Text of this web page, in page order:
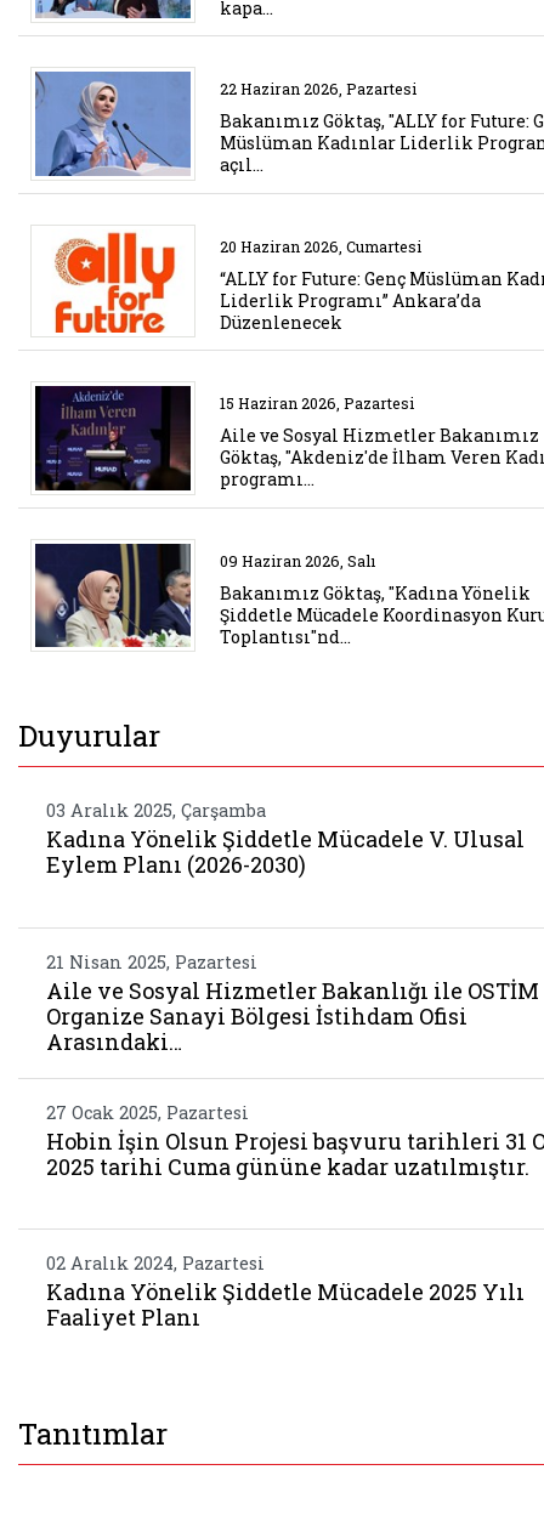
kapa…
Belgeyi aç: bakanimiz goktas
22 Haziran 2026, Pazartesi
Bakanımız Göktaş, "ALLY for Future:
Müslüman Kadınlar Liderlik
açıl…
Belgeyi aç: ally for future
20 Haziran 2026, Cumartesi
“ALLY for Future: Genç Müslüman
Liderlik Programı” Ankara’da
Düzenlenecek
Belgeyi aç: aile ve sosyal
15 Haziran 2026, Pazartesi
Aile ve Sosyal Hizmetler Bakanımız
Göktaş, "Akdeniz'de İlham Veren
programı…
Belgeyi aç: bakanimiz goktas
09 Haziran 2026, Salı
Bakanımız Göktaş, "Kadına Yönelik
Şiddetle Mücadele Koordinasyon
Toplantısı"nd…
Duyurular
03 Aralık 2025, Çarşamba
Kadına Yönelik Şiddetle Mücadele V. Ulusal
Eylem Planı (2026-2030)
21 Nisan 2025, Pazartesi
Aile ve Sosyal Hizmetler Bakanlığı ile OSTİM
Organize Sanayi Bölgesi İstihdam Ofisi
Arasındaki…
27 Ocak 2025, Pazartesi
Hobin İşin Olsun Projesi başvuru tarihleri 31
2025 tarihi Cuma gününe kadar uzatılmıştır.
02 Aralık 2024, Pazartesi
Kadına Yönelik Şiddetle Mücadele 2025 Yılı
Faaliyet Planı
Tanıtımlar